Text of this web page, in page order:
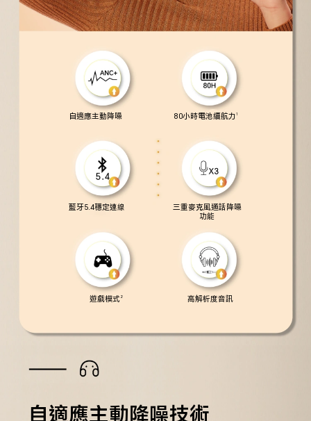
自適應主動降噪 80小時電池續航力1
藍牙5.4穩定連線
三重麥克風通話降噪
功能
遊戲模式2 高解析度音訊
自適應主動降噪技術